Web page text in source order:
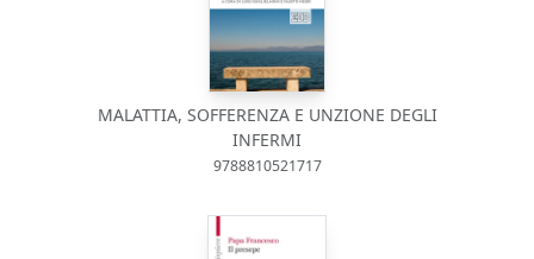
MALATTIA, SOFFERENZA E UNZIONE DEGLI
INFERMI
9788810521717